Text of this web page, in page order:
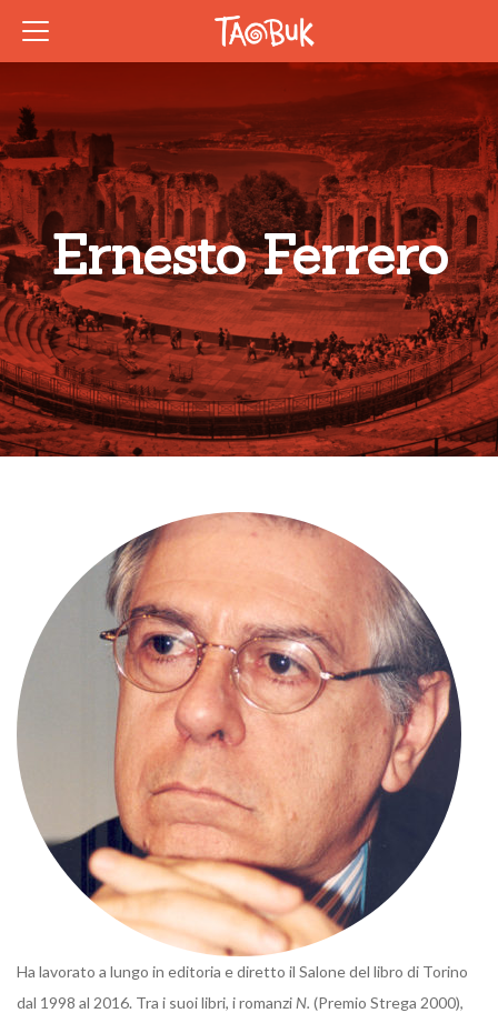
Ernesto Ferrero
Ha lavorato a lungo in editoria e diretto il Salone del libro di Torino
dal 1998 al 2016. Tra i suoi libri, i romanzi N. (Premio Strega 2000),